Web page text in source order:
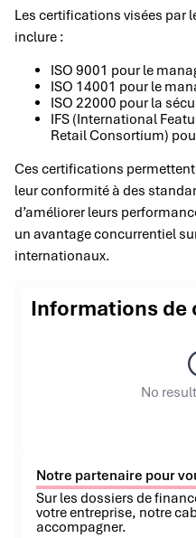
Les certifications visées par
inclure :
ISO 9001 pour le
ISO 14001 pour le
ISO 22000 pour la
IFS (International
Retail Consortium)
Ces certifications
leur conformité à des
d’améliorer leurs
un avantage concurrentiel
internationaux.
Informations de
No
Notre partenaire pour
Sur les dossiers de
votre entreprise, notre
accompagner.